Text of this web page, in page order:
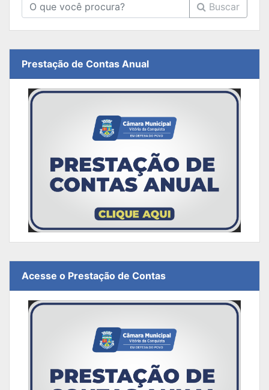
Buscar
Prestação de Contas Anual
Acesse o Prestação de Contas